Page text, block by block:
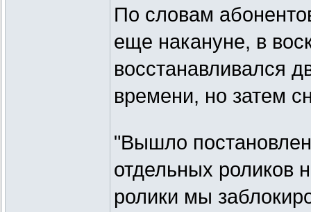
По словам
еще накануне, в
восстанавливался
времени, но затем
"Вышло
отдельных роликов
ролики мы